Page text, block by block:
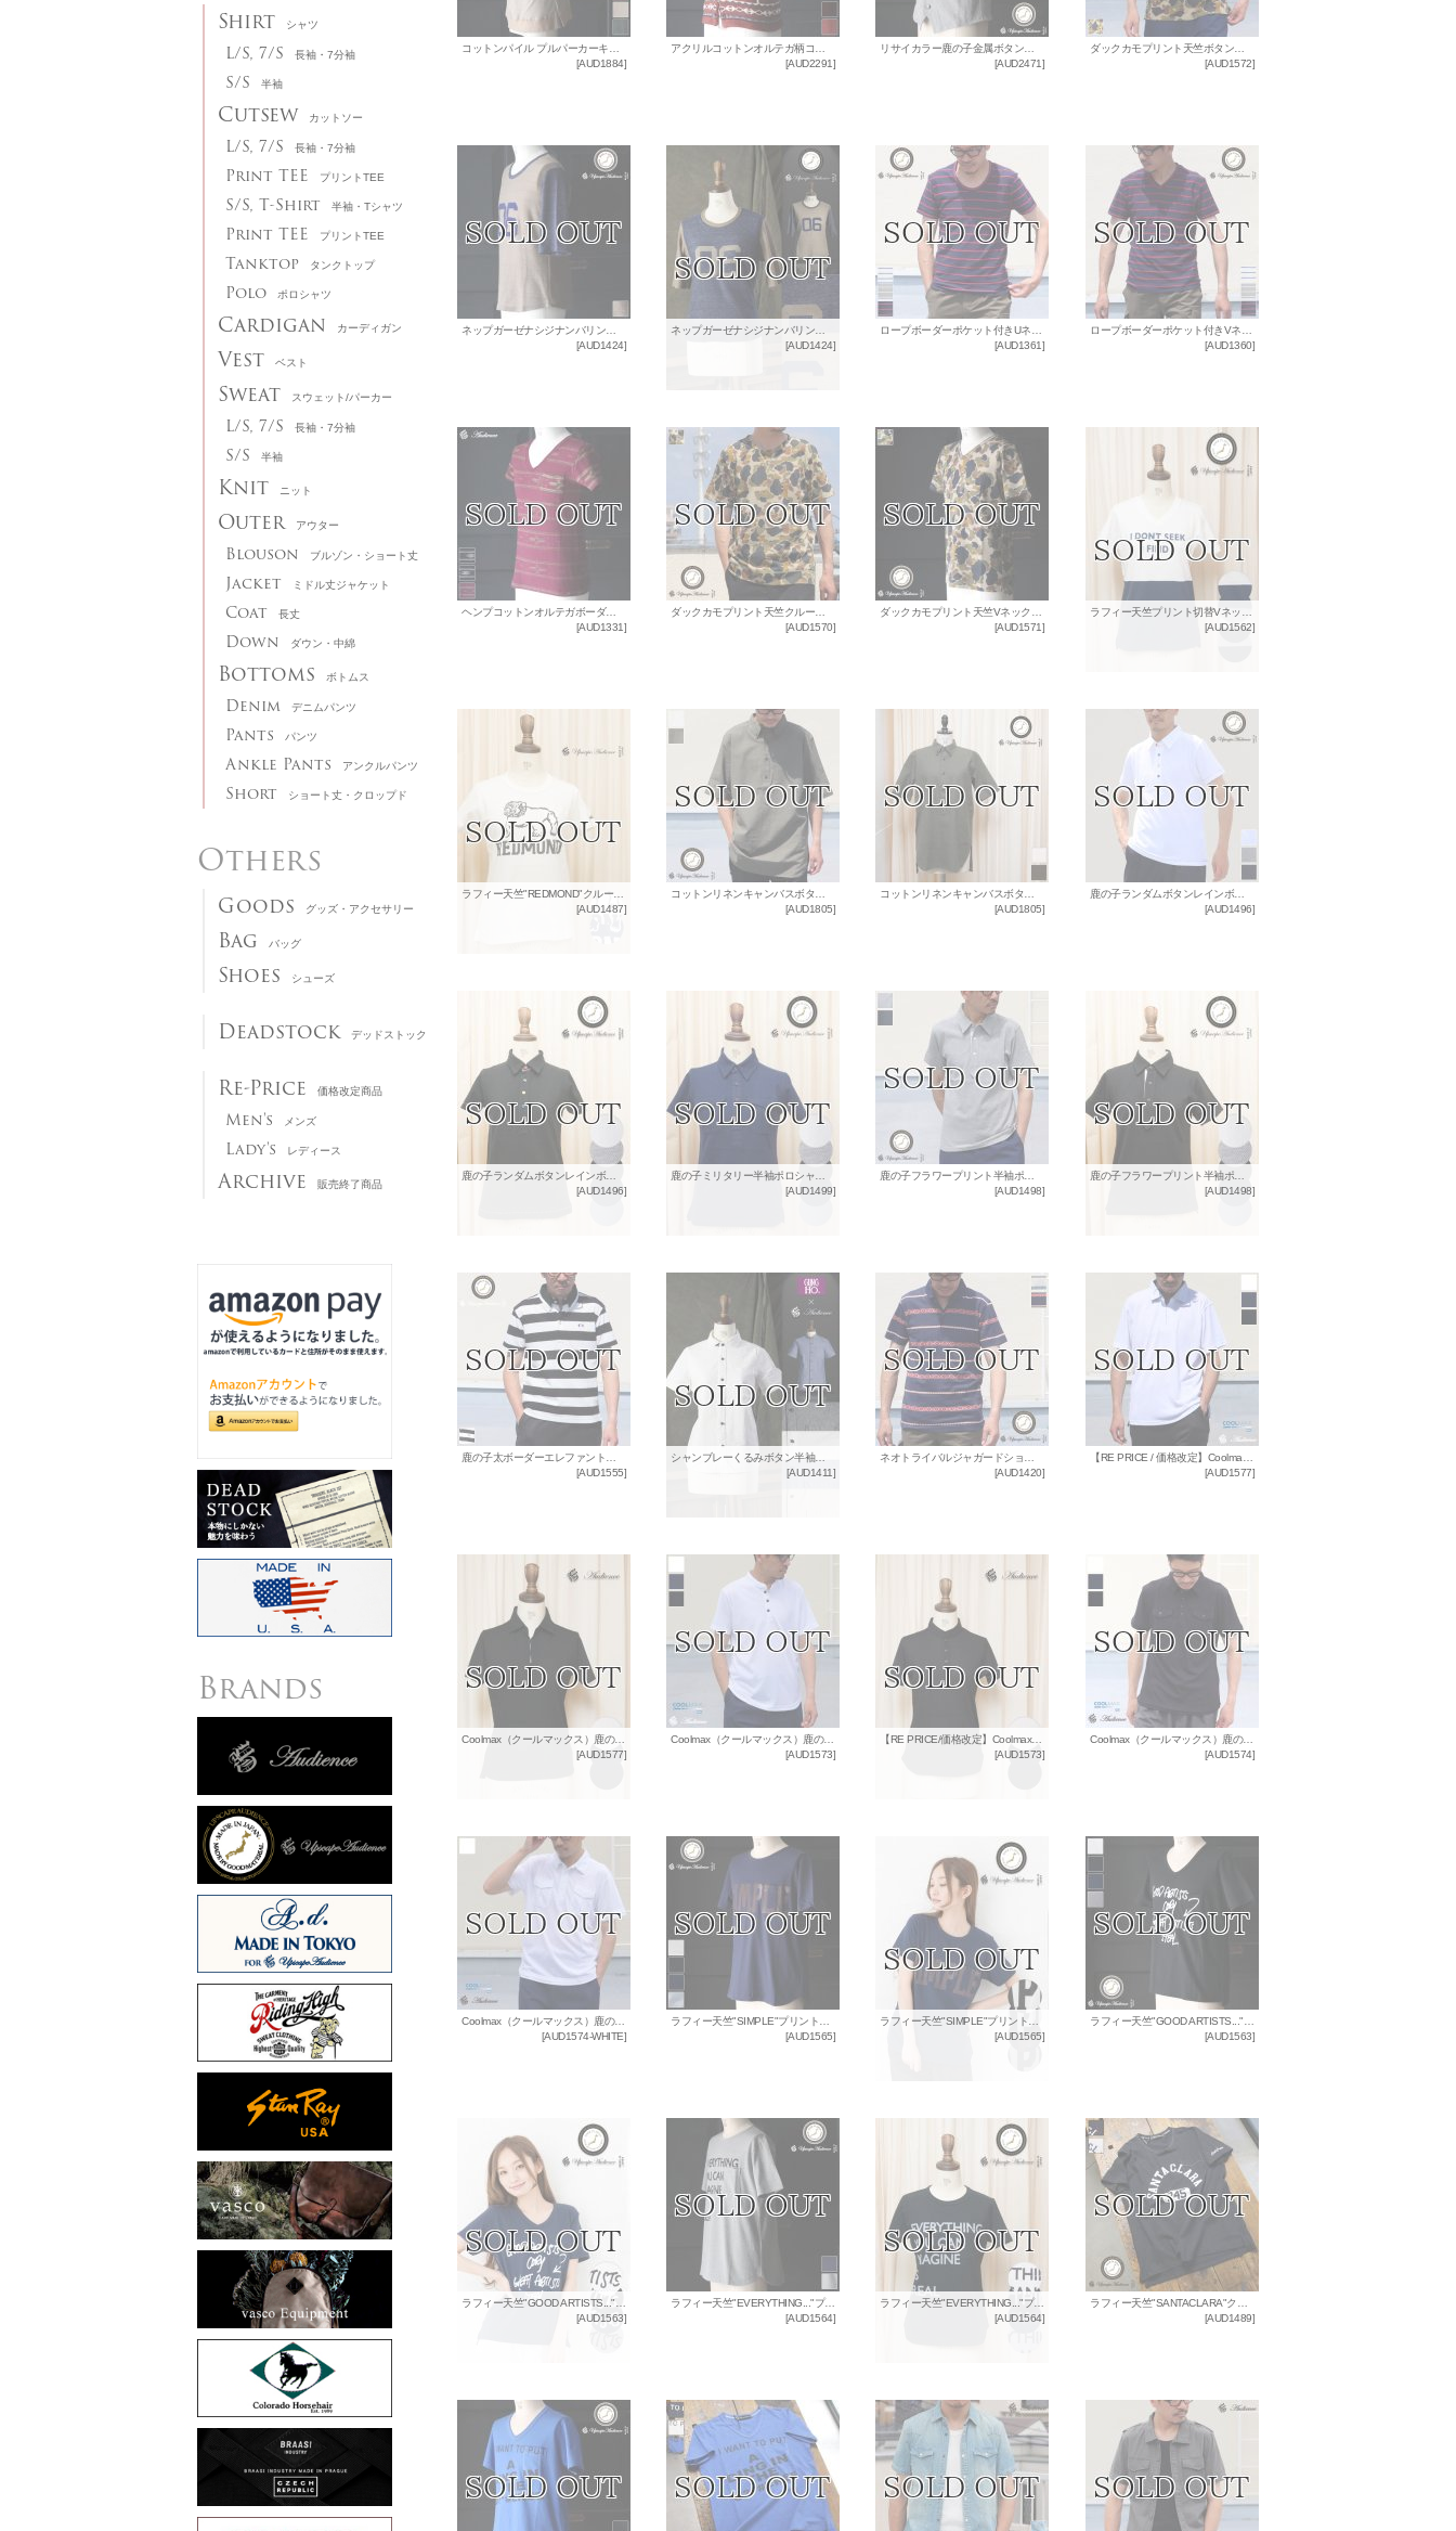
Shirt シャツ
L/S, 7/S 長袖・7分袖
S/S 半袖
Cutsew カットソー
L/S, 7/S 長袖・7分袖
Print TEE プリントTEE
S/S, T-Shirt 半袖・Tシャツ
Print TEE プリントTEE
Tanktop タンクトップ
Polo ポロシャツ
Cardigan カーディガン
Vest ベスト
Sweat スウェット/パーカー
L/S, 7/S 長袖・7分袖
S/S 半袖
Knit ニット
Outer アウター
Blouson ブルゾン・ショート丈
Jacket ミドル丈ジャケット
Coat 長丈
Down ダウン・中綿
Bottoms ボトムス
Denim デニムパンツ
Pants パンツ
Ankle Pants アンクルパンツ
Short ショート丈・クロップド
Others
Goods グッズ・アクセサリー
Bag バッグ
Shoes シューズ
Deadstock デッドストック
Re-Price 価格改定商品
Men's メンズ
Lady's レディース
Archive 販売終了商品
Brands
[AUD1884]
[AUD2291]
[AUD2471]
[AUD1572]
[AUD1424]
[AUD1424]
[AUD1361]
[AUD1360]
ヘンプコットンオルテガボーダープリントポケット付きVネック半袖カットソー / Audience
[AUD1331]
[AUD1570]
[AUD1571]
[AUD1562]
[AUD1487]
[AUD1805]
[AUD1805]
[AUD1496]
[AUD1496]
[AUD1499]
[AUD1498]
[AUD1498]
[AUD1555]
シャンブレーくるみボタン半袖シャツ [Lady's] / Audience x GUNG HO
[AUD1411]
[AUD1420]
[AUD1577]
Coolmax（クールマックス）鹿の子スキッパーポロシャツ [Lady's] / Audience
[AUD1577]
Coolmax（クールマックス）鹿の子ハリケーントップ半袖ポロシャツ / Audience
[AUD1573]
【RE PRICE/価格改定】Coolmax（クールマックス）鹿の子ハリケーントップ半袖ポロシャツ [Lady's] / Audience
[AUD1573]
Coolmax（クールマックス）鹿の子ARMYポロシャツ / Audience
[AUD1574]
Coolmax（クールマックス）鹿の子ARMYポロシャツ / Audience
[AUD1574-WHITE]
[AUD1565]
[AUD1565]
[AUD1563]
ラフィー天竺"GOOD ARTISTS..."プリントポケット付きVネックT [Lady's]【MADE IN JAPAN】『日本製』/ Upscape Audience
[AUD1563]
ラフィー天竺"EVERYTHING..."プリントポケット付きクルーネックT【MADE IN JAPAN】『日本製』/ Upscape Audience
[AUD1564]
ラフィー天竺"EVERYTHING..."プリントポケット付きクルーネックT [Lady's]【MADE IN JAPAN】『日本製』/ Upscape Audience
[AUD1564]
[AUD1489]